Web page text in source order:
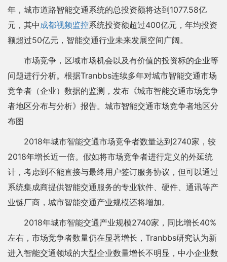
年，城市道路智能交通系统的总投资额将达到1077.58亿
元，其中成都视频监控系统投资额超过400亿元，年均投资
额超过50亿元，智能交通行业未来发展空间广阔。
市场竞争，区域市场机会以及有价值的投资标的企业等
问题进行分析。根据Tranbbs连续多年对城市智能交通市场
竞争者（企业）数据的监测，发布《城市智能交通市场竞争
者地区分布与分析》报告。城市智能交通市场竞争者地区分
布图
2018年城市智能交通市场竞争者数量达到2740家，较
2018年增长近一倍。假如将市场竞争者进行定义的外延统
计，考虑到不能直接与最终用户签订服务协议，但可以通过
系统集成商提供智能交通服务的专业软件、硬件、通讯等产
业链厂商，城市智能交通产业规模还将增加。
2018年城市智能交通产业规模2740家，同比增长40%
左右，市场竞争者数量仍在显著增长，Tranbbs研究认为新
进入智能交通领域的大型企业数量增长不明显，中小企业数